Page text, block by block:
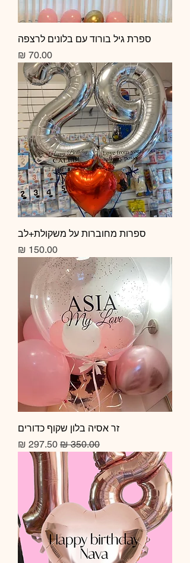
ספרת גיל בורוד עם בלונים לרצפה
מחיר
ספרות מחוברות על משקולת+לב
מחיר
זר אסיה בלון שקוף כדורים
מחיר רגיל מחיר מבצע